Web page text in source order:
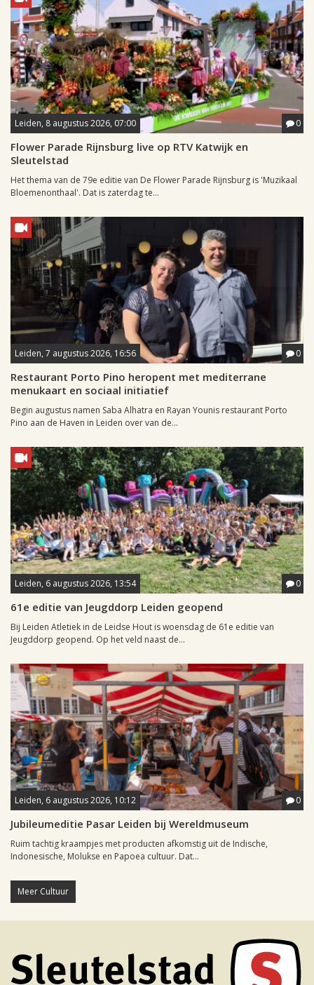
Leiden, 8 augustus 2026, 07:00 0
Flower Parade Rijnsburg live op RTV Katwijk en
Sleutelstad
Het thema van de 79e editie van De Flower Parade Rijnsburg is 'Muzikaal
Bloemenonthaal'. Dat is zaterdag te...
Leiden, 7 augustus 2026, 16:56 0
Restaurant Porto Pino heropent met mediterrane
menukaart en sociaal initiatief
Begin augustus namen Saba Alhatra en Rayan Younis restaurant Porto
Pino aan de Haven in Leiden over van de...
Leiden, 6 augustus 2026, 13:54 0
61e editie van Jeugddorp Leiden geopend
Bij Leiden Atletiek in de Leidse Hout is woensdag de 61e editie van
Jeugddorp geopend. Op het veld naast de...
Leiden, 6 augustus 2026, 10:12 0
Jubileumeditie Pasar Leiden bij Wereldmuseum
Ruim tachtig kraampjes met producten afkomstig uit de Indische,
Indonesische, Molukse en Papoea cultuur. Dat...
Meer Cultuur